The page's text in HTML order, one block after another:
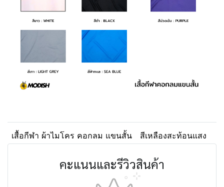
เสื้อกีฬา ผ้าไมโคร คอกลม แขนสั้น สีเหลืองสะท้อนแสง
คะแนนและรีวิวสินค้า